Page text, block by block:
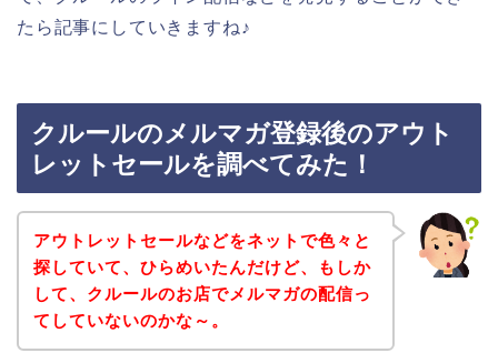
たら記事にしていきますね♪
クルールのメルマガ登録後のアウト
レットセールを調べてみた！
アウトレットセールなどをネットで色々と
探していて、ひらめいたんだけど、もしか
して、クルールのお店でメルマガの配信っ
てしていないのかな～。